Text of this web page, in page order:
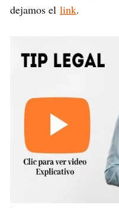
dejamos el link.